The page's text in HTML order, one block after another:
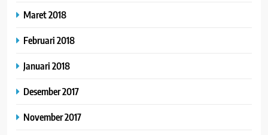
Maret 2018
Februari 2018
Januari 2018
Desember 2017
November 2017